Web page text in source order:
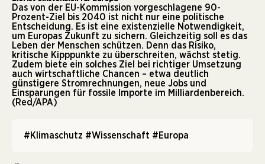
Das von der EU-Kommission vorgeschlagene 90-
Prozent-Ziel bis 2040 ist nicht nur eine politische
Entscheidung. Es ist eine existenzielle Notwendigkeit,
um Europas Zukunft zu sichern. Gleichzeitig soll es das
Leben der Menschen schützen. Denn das Risiko,
kritische Kipppunkte zu überschreiten, wächst stetig.
Zudem biete ein solches Ziel bei richtiger Umsetzung
auch wirtschaftliche Chancen – etwa deutlich
günstigere Stromrechnungen, neue Jobs und
Einsparungen für fossile Importe im Milliardenbereich.
(Red/APA)
#Klimaschutz #Wissenschaft #Europa